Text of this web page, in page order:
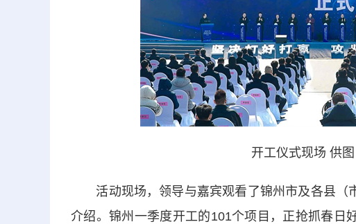
开工仪式现场 供
活动现场，领导与嘉宾观看了锦州市及各县（
介绍。锦州一季度开工的101个项目，正抢抓春日